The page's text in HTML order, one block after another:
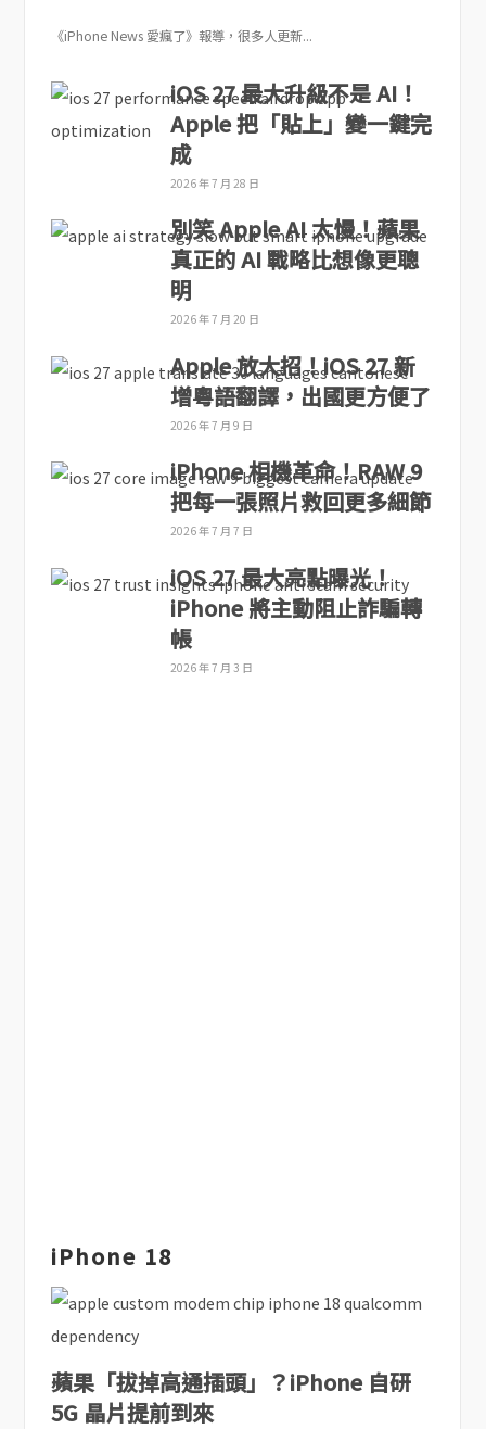
《iPhone News 愛瘋了》報導，很多人更新...
iOS 27 最大升級不是 AI！
Apple 把「貼上」變一鍵完
成
2026 年 7 月 28 日
別笑 Apple AI 太慢！蘋果
真正的 AI 戰略比想像更聰
明
2026 年 7 月 20 日
Apple 放大招！iOS 27 新
增粵語翻譯，出國更方便了
2026 年 7 月 9 日
iPhone 相機革命！RAW 9
把每一張照片救回更多細節
2026 年 7 月 7 日
iOS 27 最大亮點曝光！
iPhone 將主動阻止詐騙轉
帳
2026 年 7 月 3 日
iPhone 18
蘋果「拔掉高通插頭」？iPhone 自研
5G 晶片提前到來